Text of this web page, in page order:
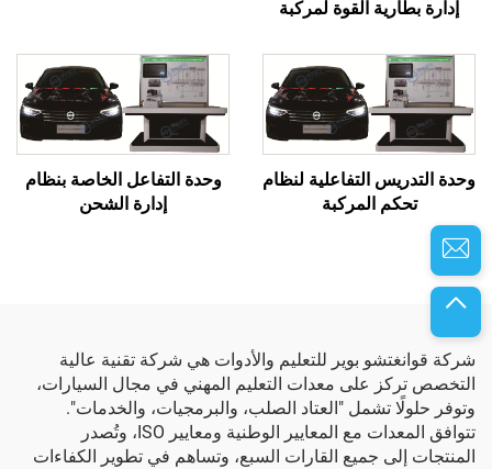
إدارة بطارية القوة لمركبة
وحدة التدريس التفاعلية لنظام
تحكم المركبة
وحدة التفاعل الخاصة بنظام
إدارة الشحن
شركة قوانغتشو بوير للتعليم والأدوات هي شركة تقنية عالية
التخصص تركز على معدات التعليم المهني في مجال السيارات،
وتوفر حلولًا تشمل "العتاد الصلب، والبرمجيات، والخدمات".
تتوافق المعدات مع المعايير الوطنية ومعايير ISO، وتُصدر
المنتجات إلى جميع القارات السبع، وتساهم في تطوير الكفاءات